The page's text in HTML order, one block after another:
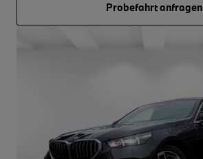
Probefahrt anfragen